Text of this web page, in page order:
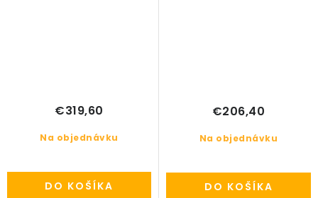
Na objednávku
€319,60
DO KOŠÍKA
Na objednávku
€206,40
DO KOŠÍKA